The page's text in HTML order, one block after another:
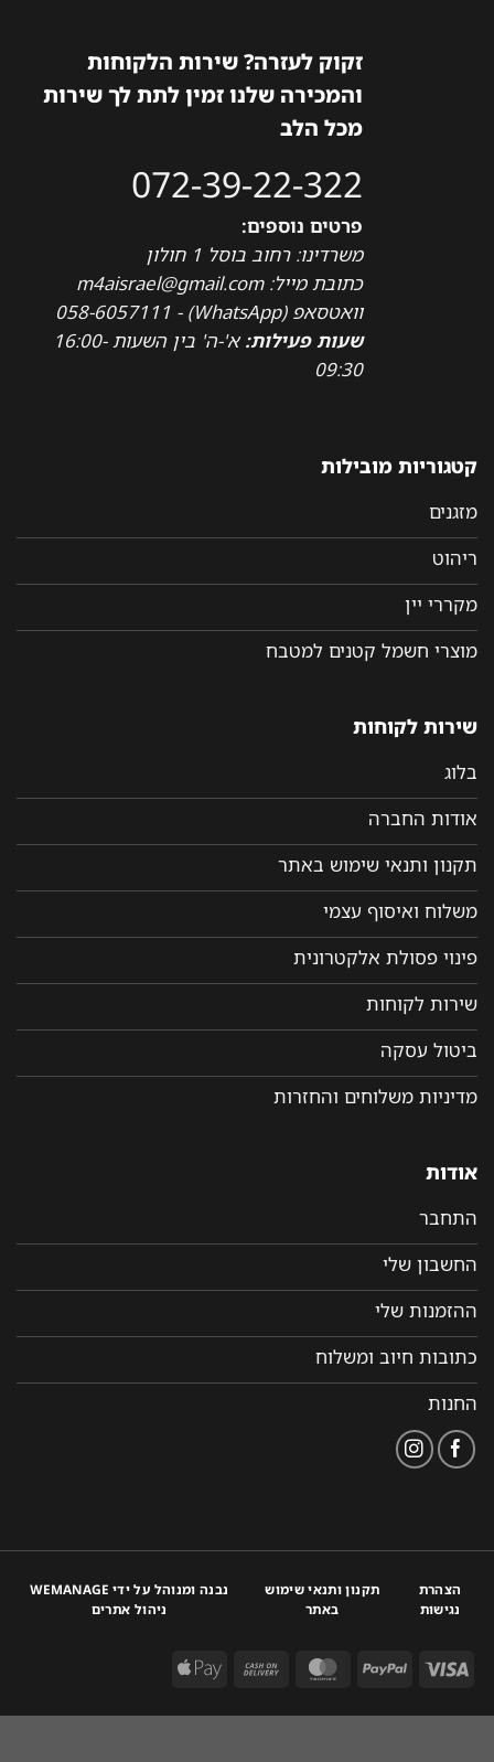
זקוק לעזרה? שירות הלקוחות
והמכירה שלנו זמין לתת לך שירות
מכל הלב
072-39-22-322
פרטים נוספים:
משרדינו: רחוב בוסל 1 חולון
כתובת מייל: m4aisrael@gmail.com
וואטסאפ (WhatsApp) - 058-6057111
שעות פעילות:
א'-ה' בין השעות 16:00-
09:30
קטגוריות מובילות
מזגנים
ריהוט
מקררי יין
מוצרי חשמל קטנים למטבח
שירות לקוחות
בלוג
אודות החברה
תקנון ותנאי שימוש באתר
משלוח ואיסוף עצמי
פינוי פסולת אלקטרונית
שירות לקוחות
ביטול עסקה
מדיניות משלוחים והחזרות
אודות
התחבר
החשבון שלי
ההזמנות שלי
כתובות חיוב ומשלוח
החנות
הצהרת
נגישות
תקנון ותנאי שימוש
באתר
נבנה ומנוהל על ידי WEMANAGE
ניהול אתרים